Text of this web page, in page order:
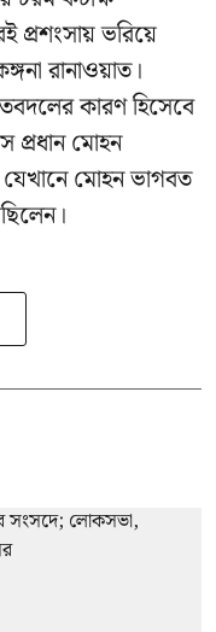
প্রশংসায় ভরিয়ে
রানাওয়াত।
কারণ হিসেবে
মোহন
মোহন ভাগবত